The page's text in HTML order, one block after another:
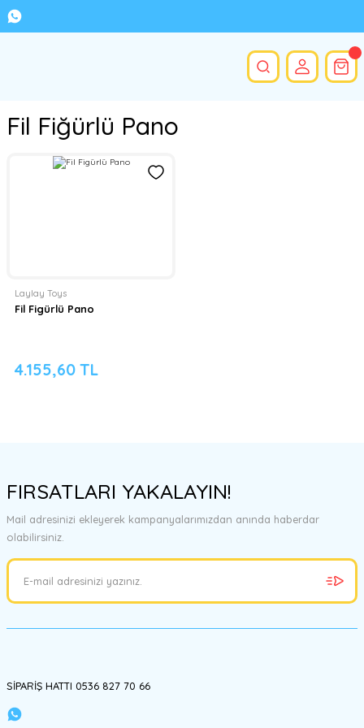
Fil Fiğürlü Pano
Laylay Toys
Fil Figürlü Pano
4.155,60 TL
FIRSATLARI YAKALAYIN!
Mail adresinizi ekleyerek kampanyalarımızdan anında haberdar
olabilirsiniz.
SİPARİŞ HATTI 0536 827 70 66